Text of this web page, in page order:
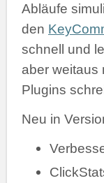
Abläufe
den
schnell und
aber weitaus
Plugins
Neu in